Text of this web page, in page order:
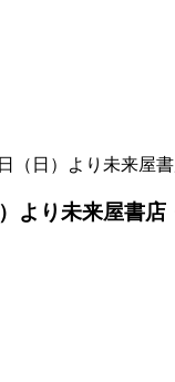
（日）より未来屋
より未来屋書